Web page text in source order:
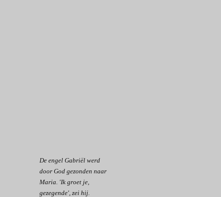
De engel Gabriël werd
door God gezonden naar
Maria. 'Ik groet je,
gezegende', zei hij.